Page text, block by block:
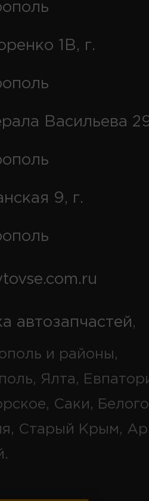
1В, г.
Васильева
9, г.
автозапчастей,
и районы,
Ялта,
Саки,
Старый Крым,